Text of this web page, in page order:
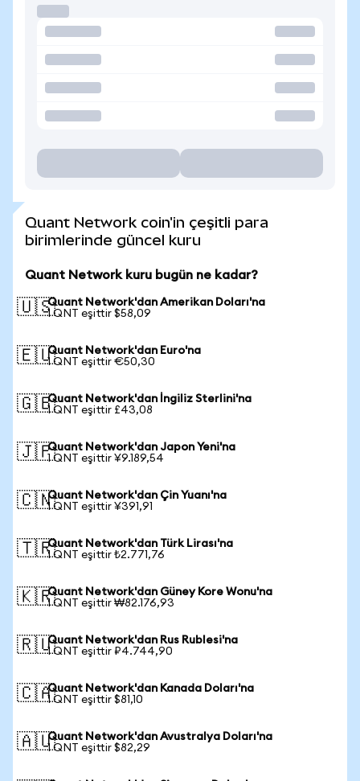
Quant Network coin'in çeşitli para
birimlerinde güncel kuru
Quant Network kuru bugün ne kadar?
🇺🇸Quant Network'dan Amerikan Doları'na
1 QNT eşittir $58,09
🇪🇺Quant Network'dan Euro'na
1 QNT eşittir €50,30
🇬🇧Quant Network'dan İngiliz Sterlini'na
1 QNT eşittir £43,08
🇯🇵Quant Network'dan Japon Yeni'na
1 QNT eşittir ¥9.189,54
🇨🇳Quant Network'dan Çin Yuanı'na
1 QNT eşittir ¥391,91
🇹🇷Quant Network'dan Türk Lirası'na
1 QNT eşittir ₺2.771,76
🇰🇷Quant Network'dan Güney Kore Wonu'na
1 QNT eşittir ₩82.176,93
🇷🇺Quant Network'dan Rus Rublesi'na
1 QNT eşittir ₽4.744,90
🇨🇦Quant Network'dan Kanada Doları'na
1 QNT eşittir $81,10
🇦🇺Quant Network'dan Avustralya Doları'na
1 QNT eşittir $82,29